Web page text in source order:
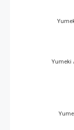
Yumeki